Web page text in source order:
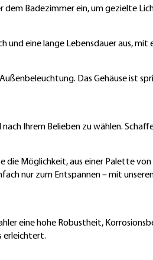
dem Badezimmer ein, um gezielte
eine lange Lebensdauer aus,
Das Gehäuse
Ihrem Belieben zu wählen.
Möglichkeit, aus einer Palette
nur zum Entspannen – mit
eine hohe Robustheit,
erleichtert.